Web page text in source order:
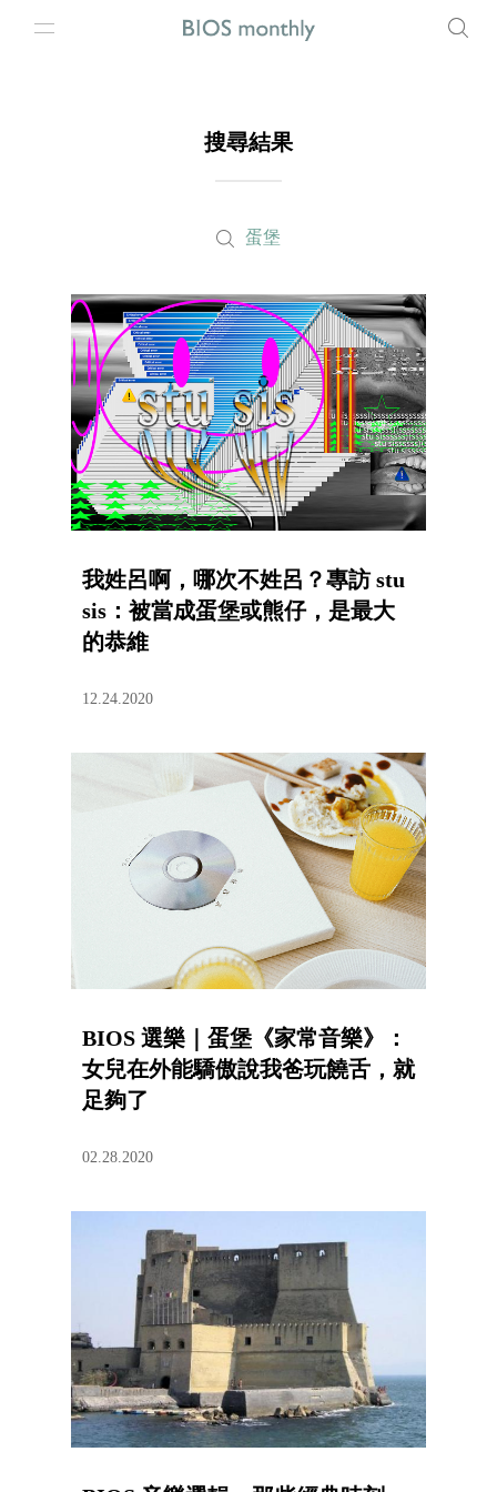
搜尋結果
蛋堡
我姓呂啊，哪次不姓呂？專訪 stu
sis：被當成蛋堡或熊仔，是最大
的恭維
12.24.2020
BIOS 選樂｜蛋堡《家常音樂》：
女兒在外能驕傲說我爸玩饒舌，就
足夠了
02.28.2020